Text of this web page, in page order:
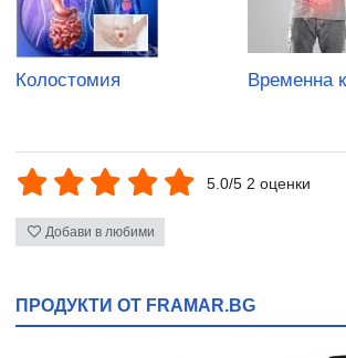
Колостомия Временна
5.0/5 2 оценки
Добави в любими
ПРОДУКТИ ОТ FRAMAR.BG